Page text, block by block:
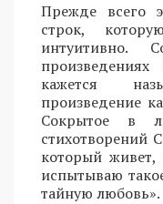
Прежде всего
строк,
интуитивно.
кажется
произведение
Сокрытое в
стихотворений
который
испытываю
тайную любовь».